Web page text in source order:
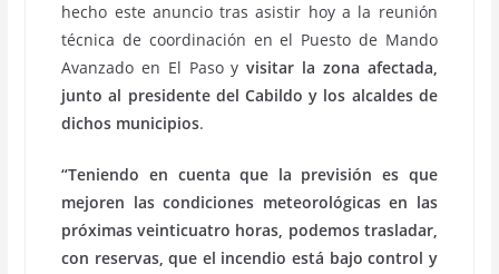
hecho este anuncio tras asistir hoy a la reunión
técnica de coordinación en el Puesto de Mando
Avanzado en El Paso yvisitar la zona afectada,
junto al presidente del Cabildo y los alcaldes de
dichos municipios.
“Teniendo en cuenta que la previsión es que
mejoren las condiciones meteorológicas en las
próximas veinticuatro horas, podemos trasladar,
con reservas, que el incendio está bajo control y